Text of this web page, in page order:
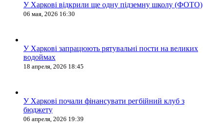
У Харкові відкрили ще одну підземну школу (ФОТО)
06 мая, 2026 16:30
У Харкові запрацюють рятувальні пости на великих
водоймах
18 апреля, 2026 18:45
У Харкові почали фінансувати регбійний клуб з
бюджету
06 апреля, 2026 19:39